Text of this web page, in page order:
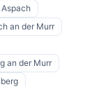
Aspach
an der Murr
an der Murr